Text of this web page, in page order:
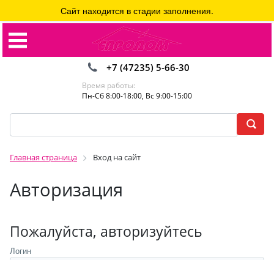
+7 (47235) 5-66-30
Время работы:
Пн-Сб 8:00-18:00, Вс 9:00-15:00
Главная страница Вход на сайт
Авторизация
Сайт находится в стадии заполнения.
Пожалуйста, авторизуйтесь
Логин